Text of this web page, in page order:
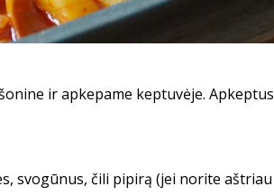
ir apkepame keptuvėje. Apkeptus
svogūnus, čili pipirą (jei norite aštriau